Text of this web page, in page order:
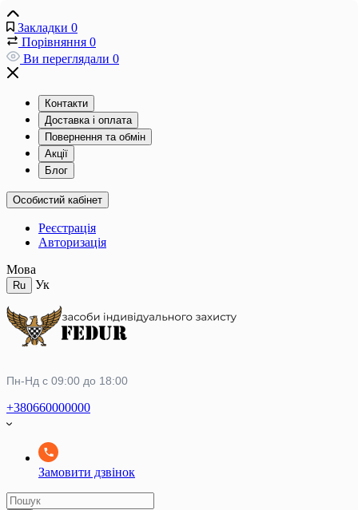
Закладки 0
Порівняння 0
Ви переглядали 0
Контакти
Доставка і оплата
Повернення та обмін
Акції
Блог
Особистий кабінет
Реєстрація
Авторизація
Мова
Ru Ук
Пн-Нд с 09:00 до 18:00
+380660000000
Замовити дзвінок